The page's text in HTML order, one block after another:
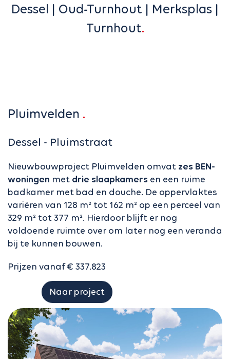
Dessel | Oud-Turnhout | Merksplas |
Turnhout
Pluimvelden
Dessel - Pluimstraat
Nieuwbouwproject Pluimvelden omvat zes BEN-
woningen met drie slaapkamers en een ruime
badkamer met bad en douche. De oppervlaktes
variëren van 128 m² tot 162 m² op een perceel van
329 m² tot 377 m². Hierdoor blijft er nog
voldoende ruimte over om later nog een veranda
bij te kunnen bouwen.
Prijzen vanaf € 337.823
Naar project